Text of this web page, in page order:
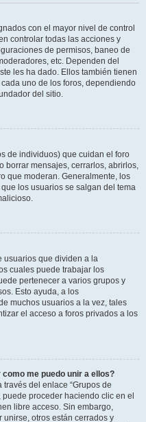
con el mayor nivel de control
controlar todas las acciones y
de permisos, baneo de
etc. Dependen del
les ha dado. Ellos también tienen
uno de los foros, dependiendo
del sitio.
de individuos) que cuidan el foro
borrar mensajes, cerrarlos, abrirlos,
que moderan. Generalmente, los
los usuarios se salgan del tema
usuarios que dividen a la
cuales puede trabajar los
pertenecer a varios grupos y
Esto ayuda, a los
muchos usuarios a la vez, tales
el acceso a foros privados a los
me puedo unir a ellos?
del enlace “Grupos de
proceder haciendo clic en el
libre acceso. Sin embargo,
otros están cerrados y